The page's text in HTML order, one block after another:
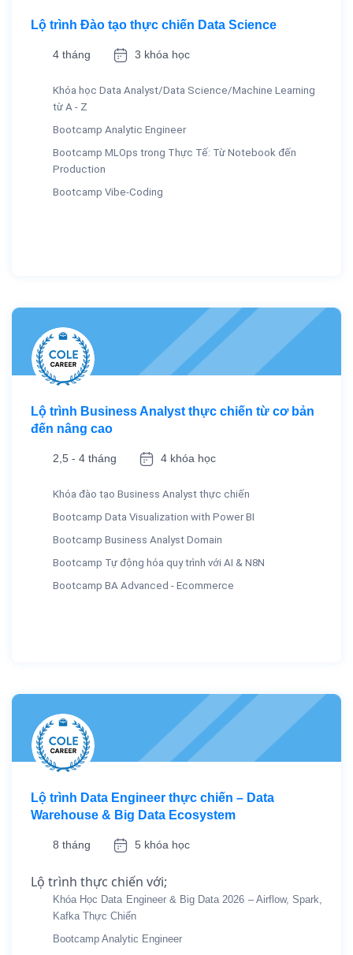
Lộ trình Đào tạo thực chiến Data Science
4 tháng 3 khóa học
Khóa học Data Analyst/Data Science/Machine Learning
từ A - Z
Bootcamp Analytic Engineer
Bootcamp MLOps trong Thực Tế: Từ Notebook đến
Production
Bootcamp Vibe-Coding
Lộ trình Business Analyst thực chiến từ cơ bản
đến nâng cao
2,5 - 4 tháng 4 khóa học
Khóa đào tạo Business Analyst thực chiến
Bootcamp Data Visualization with Power BI
Bootcamp Business Analyst Domain
Bootcamp Tự động hóa quy trình với AI & N8N
Bootcamp BA Advanced - Ecommerce
Lộ trình Data Engineer thực chiến – Data
Warehouse & Big Data Ecosystem
8 tháng 5 khóa học
Lộ trình thực chiến với;
Khóa Học Data Engineer & Big Data 2026 – Airflow, Spark,
Kafka Thực Chiến
Bootcamp Analytic Engineer